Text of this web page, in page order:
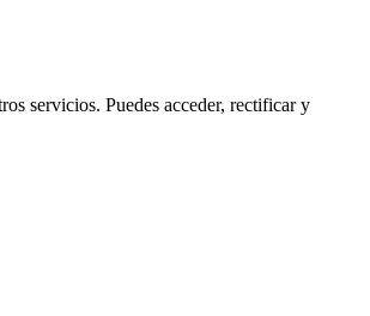
servicios. Puedes acceder, rectificar y